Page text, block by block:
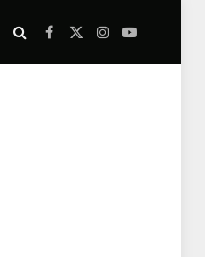
Facebook
X
Instagram
YouTube